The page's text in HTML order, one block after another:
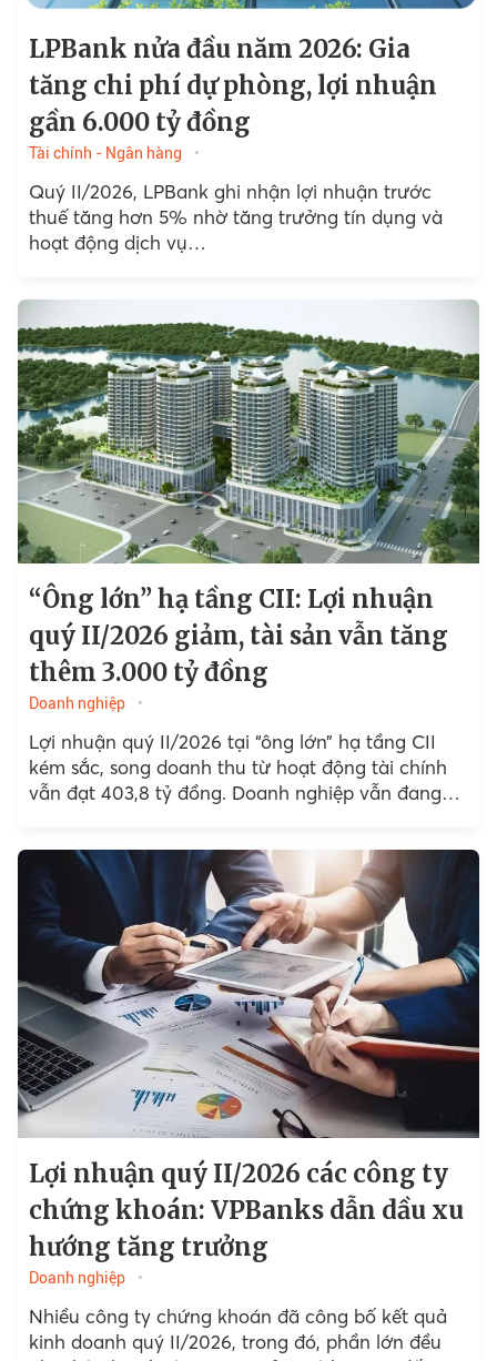
LPBank nửa đầu năm 2026: Gia
tăng chi phí dự phòng, lợi nhuận
gần 6.000 tỷ đồng
Tài chính - Ngân hàng
Quý II/2026, LPBank ghi nhận lợi nhuận trước
thuế tăng hơn 5% nhờ tăng trưởng tín dụng và
hoạt động dịch vụ…
“Ông lớn” hạ tầng CII: Lợi nhuận
quý II/2026 giảm, tài sản vẫn tăng
thêm 3.000 tỷ đồng
Doanh nghiệp
Lợi nhuận quý II/2026 tại “ông lớn” hạ tầng CII
kém sắc, song doanh thu từ hoạt động tài chính
vẫn đạt 403,8 tỷ đồng. Doanh nghiệp vẫn đang
Lợi nhuận quý II/2026 các công ty
chứng khoán: VPBanks dẫn dầu xu
hướng tăng trưởng
Doanh nghiệp
Nhiều công ty chứng khoán đã công bố kết quả
kinh doanh quý II/2026, trong đó, phần lớn đều